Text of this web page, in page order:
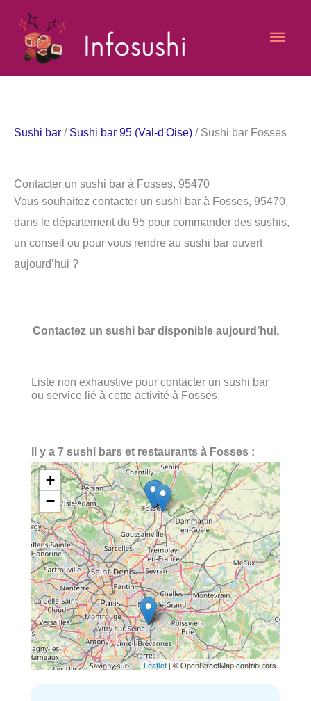
contenu
Sushi bar / Sushi bar 95 (Val-d'Oise) / Sushi bar Fosses
Contacter un sushi bar à Fosses, 95470
Vous souhaitez contacter un sushi bar à Fosses, 95470,
dans le département du 95 pour commander des sushis,
un conseil ou pour vous rendre au sushi bar ouvert
aujourd’hui ?
Contactez un sushi bar disponible aujourd’hui.
Liste non exhaustive pour contacter un sushi bar
ou service lié à cette activité à Fosses.
Il y a 7 sushi bars et restaurants à Fosses :
+
−
Leaflet | © OpenStreetMap contributors